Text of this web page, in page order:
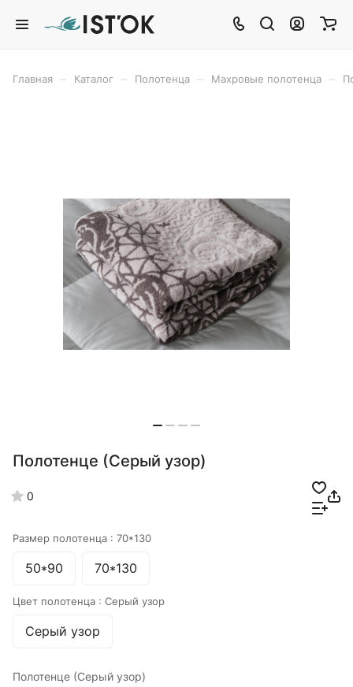
Главная Каталог Полотенца Махровые полотенца
Полотенце (Серый узор)
0
Размер полотенца : 70*130
50*90 70*130
Цвет полотенца : Серый узор
Серый узор
Полотенце (Серый узор)